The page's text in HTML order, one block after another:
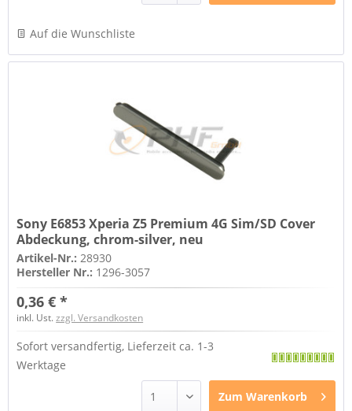
Auf die Wunschliste
Sony E6853 Xperia Z5 Premium 4G Sim/SD Cover
Abdeckung, chrom-silver, neu
Artikel-Nr.:28930
Hersteller Nr.: 1296-3057
0,36 € *
inkl. Ust.zzgl. Versandkosten
Sofort versandfertig, Lieferzeit ca. 1-3
Werktage
Zum Warenkorb